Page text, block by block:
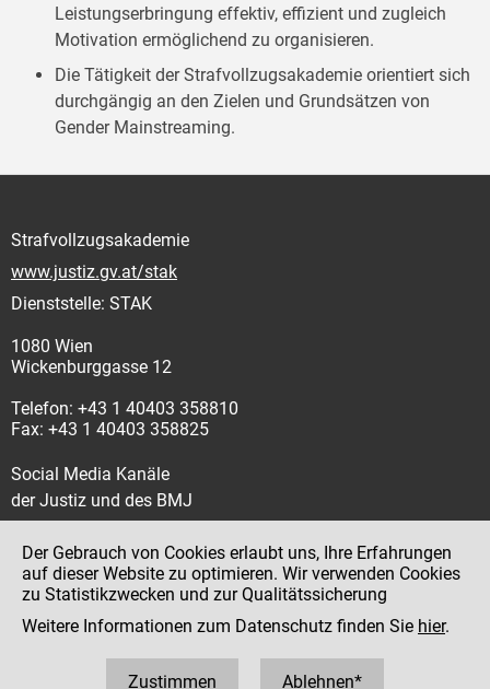
Leistungserbringung effektiv, effizient und zugleich
Motivation ermöglichend zu organisieren.
Die Tätigkeit der Strafvollzugsakademie orientiert sich
durchgängig an den Zielen und Grundsätzen von
Gender Mainstreaming.
Strafvollzugsakademie
www.justiz.gv.at/stak
Dienststelle: STAK
1080 Wien
Wickenburggasse 12
Telefon: +43 1 40403 358810
Fax: +43 1 40403 358825
Social Media Kanäle
der Justiz und des BMJ
Impressum
Datenschutz
Der Gebrauch von Cookies erlaubt uns, Ihre Erfahrungen
auf dieser Website zu optimieren. Wir verwenden Cookies
zu Statistikzwecken und zur Qualitätssicherung
Weitere Informationen zum Datenschutz finden Sie hier.
Zustimmen Ablehnen*